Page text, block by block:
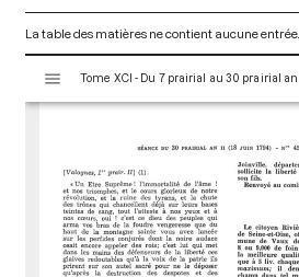
La table des matières ne contient aucune entrée.
s